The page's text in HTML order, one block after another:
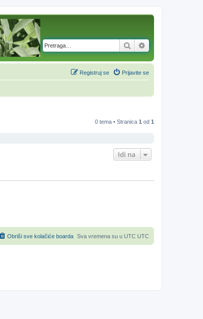
Pretraga
Prijavite se
Registruj se
0 tema • Stranica 1 od 1
Idi na
Sva vremena su u UTC UTC
Obriši sve kolačiće boarda